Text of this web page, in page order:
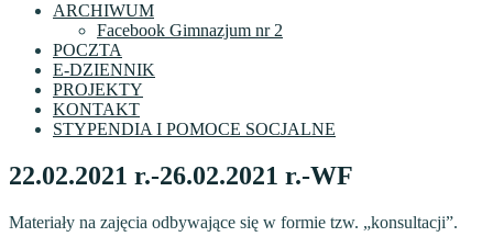
ARCHIWUM
Facebook Gimnazjum nr 2
POCZTA
E-DZIENNIK
PROJEKTY
KONTAKT
STYPENDIA I POMOCE SOCJALNE
22.02.2021 r.-26.02.2021 r.-WF
Materiały na zajęcia odbywające się w formie tzw. „konsultacji”.